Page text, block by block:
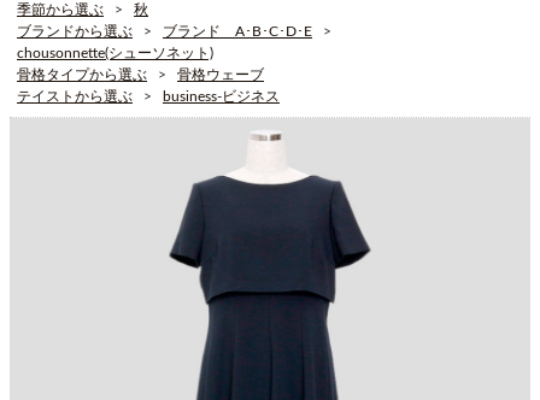
季節から選ぶ
秋
ブランドから選ぶ
ブランド A･B･C･D･E
chousonnette(シューソネット)
骨格タイプから選ぶ
骨格ウェーブ
テイストから選ぶ
business-ビジネス